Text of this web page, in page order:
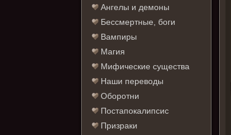
Ангелы и демоны
Бессмертные, боги
Вампиры
Магия
Мифические существа
Наши переводы
Оборотни
Постапокалипсис
Призраки